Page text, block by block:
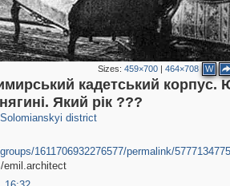
Sizes: 459×700| 464×708 W
кадетський корпус.
Який рік ???
2,358
Solomianskyi district
2,692 36
1611706932276577/permalink/
emil.architect